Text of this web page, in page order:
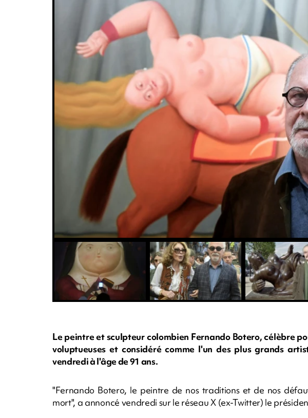
Le peintre et sculpteur colombien Fernando Botero, célèbre
voluptueuses et considéré comme l'un des plus grands
vendredi à l'âge de 91 ans.
"Fernando Botero, le peintre de nos traditions et de nos
mort", a annoncé vendredi sur le réseau X (ex-Twitter) le